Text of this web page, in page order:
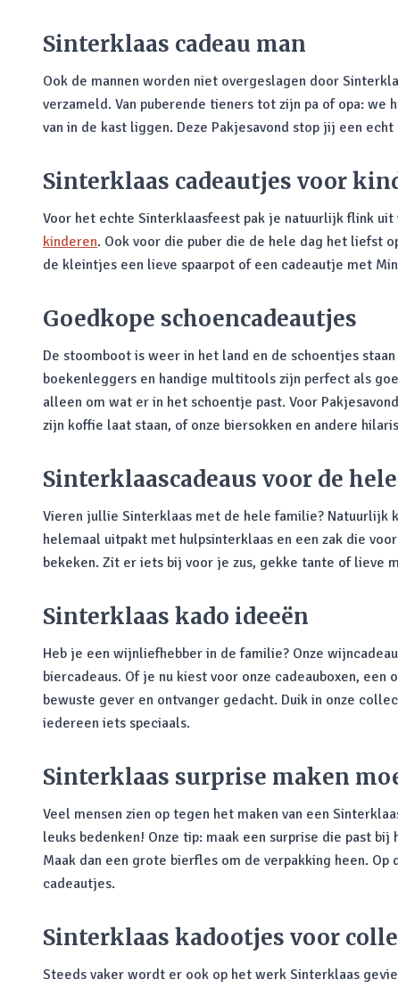
Sinterklaas cadeau man
Ook de mannen worden niet overgeslagen door
verzameld. Van puberende tieners tot zijn pa of opa:
van in de kast liggen. Deze Pakjesavond stop jij een
Sinterklaas cadeautjes voor
Voor het echte Sinterklaasfeest pak je natuurlijk flink
kinderen. Ook voor die puber die de hele dag het liefst
de kleintjes een lieve spaarpot of een cadeautje met
Goedkope schoencadeautjes
De stoomboot is weer in het land en de schoentjes
boekenleggers en handige multitools zijn perfect als
alleen om wat er in het schoentje past. Voor
zijn koffie laat staan, of onze biersokken en andere
Sinterklaascadeaus voor de
Vieren jullie Sinterklaas met de hele familie? Natuurlijk
helemaal uitpakt met hulpsinterklaas en een zak die
bekeken. Zit er iets bij voor je zus, gekke tante of lieve
Sinterklaas kado ideeën
Heb je een wijnliefhebber in de familie? Onze
biercadeaus. Of je nu kiest voor onze cadeauboxen,
bewuste gever en ontvanger gedacht. Duik in onze
iedereen iets speciaals.
Sinterklaas surprise maken
Veel mensen zien op tegen het maken van een
leuks bedenken! Onze tip: maak een surprise die past
Maak dan een grote bierfles om de verpakking heen.
cadeautjes.
Sinterklaas kadootjes voor
Steeds vaker wordt er ook op het werk Sinterklaas